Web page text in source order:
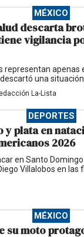
MÉXICO
descarta
vigilancia
representan apenas
una
La-Lista
DEPORTES
y plata en
2026
en Santo
Villalobos en las
MÉXICO
su moto